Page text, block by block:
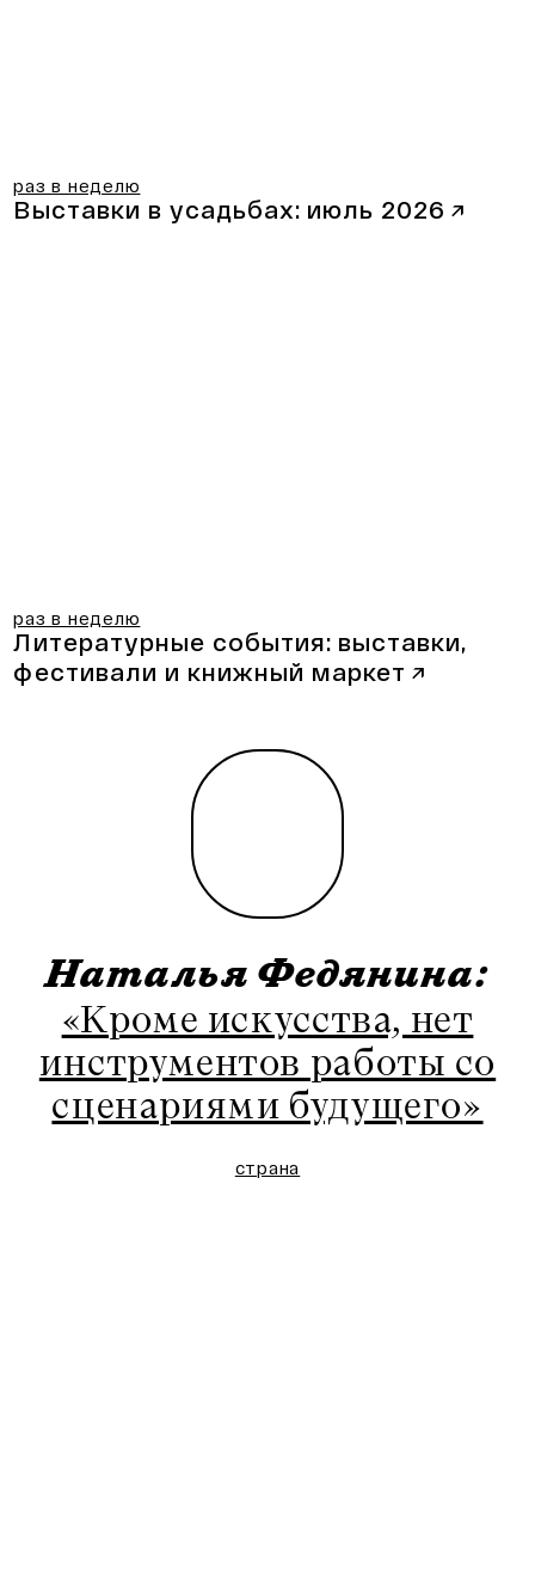
раз в неделю
Выставки в усадьбах: июль 2026 ↗
раз в неделю
Литературные события: выставки,
фестивали и книжный маркет ↗
страна
Наталья Федянина:
«Кроме искусства, нет
инструментов работы со
сценариями будущего»